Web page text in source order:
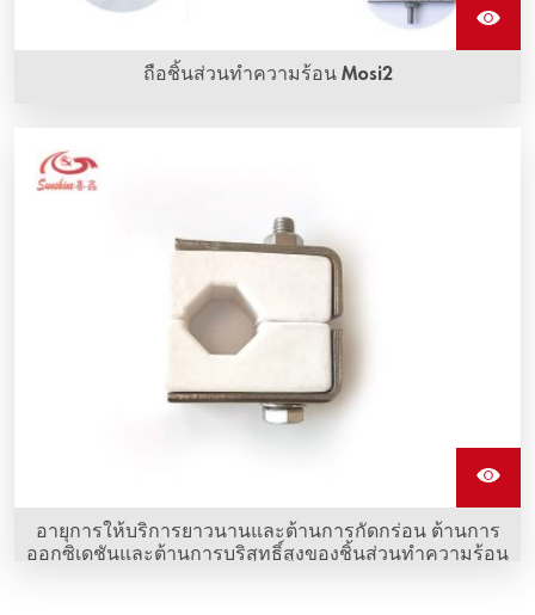
ถือชิ้นส่วนทำความร้อน Mosi2
อายุการให้บริการยาวนานและต้านการกัดกร่อน ต้านการ
ออกซิเดชันและต้านการบริสุทธิ์สูงของชิ้นส่วนทำความร้อน